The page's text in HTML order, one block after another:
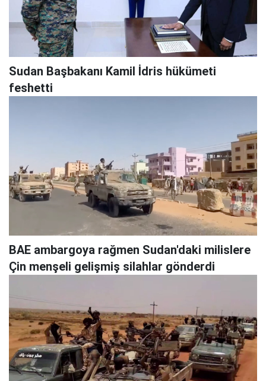
Sudan Başbakanı Kamil İdris hükümeti
feshetti
BAE ambargoya rağmen Sudan'daki milislere
Çin menşeli gelişmiş silahlar gönderdi